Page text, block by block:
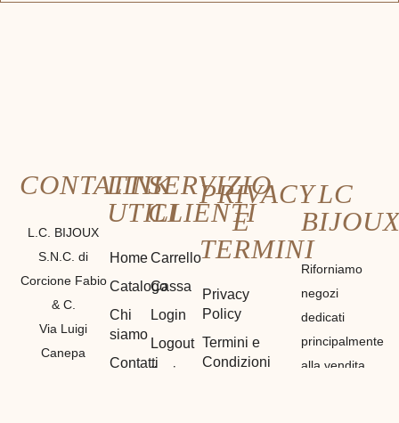
LC
Riforniamo
negozi
dedicati
principalmente
alla vendita
LINK
UTILI
Home
Catalogo
Chi
siamo
Contatti
SERVIZIO
CLIENTI
Carrello
Cassa
Login
Logout
Il mio
PRIVACY
E
TERMINI
Privacy
Policy
Termini e
Condizioni
CONTATTI
L.C. BIJOUX
S.N.C. di
Corcione Fabio
& C.
Via Luigi
Canepa